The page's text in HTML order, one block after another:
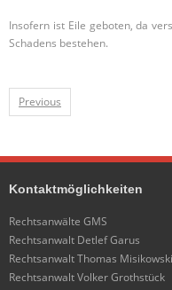
Insofern ist Eile geboten, da
Schadens bestehen.
Previous
Kontaktmöglichkeiten
Rechtsanwälte GMS
Rechtsanwalt Detlef Garus
Rechtsanwalt Thomas
Rechtsanwalt Volker Grothstück